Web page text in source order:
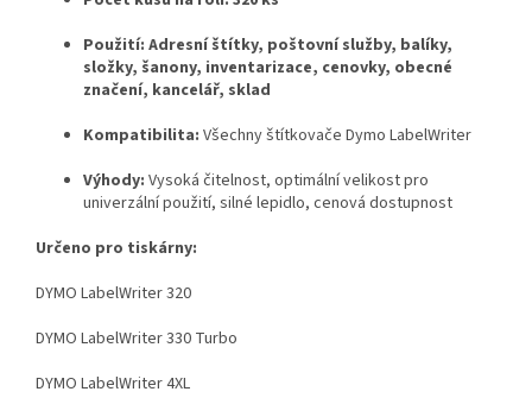
Použití: Adresní štítky, poštovní služby, balíky,
složky, šanony, inventarizace, cenovky, obecné
značení, kancelář, sklad
Kompatibilita: Všechny štítkovače Dymo LabelWriter
Výhody: Vysoká čitelnost, optimální velikost pro
univerzální použití, silné lepidlo, cenová dostupnost
Určeno pro tiskárny:
DYMO LabelWriter 320
DYMO LabelWriter 330 Turbo
DYMO LabelWriter 4XL